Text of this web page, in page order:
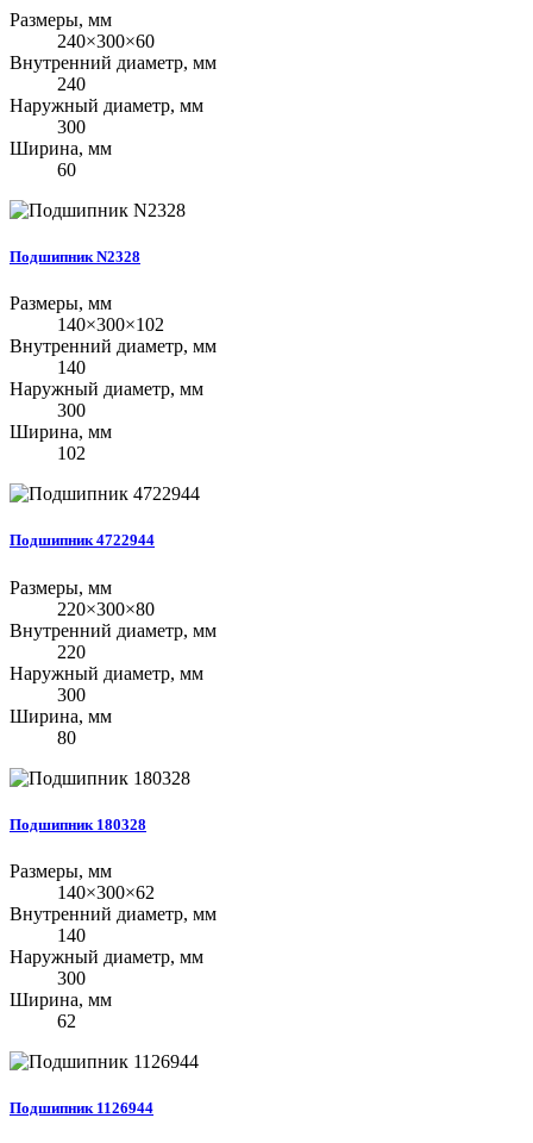
Размеры, мм
240×300×60
Внутренний диаметр, мм
240
Наружный диаметр, мм
300
Ширина, мм
60
Подшипник N2328
Размеры, мм
140×300×102
Внутренний диаметр, мм
140
Наружный диаметр, мм
300
Ширина, мм
102
Подшипник 4722944
Размеры, мм
220×300×80
Внутренний диаметр, мм
220
Наружный диаметр, мм
300
Ширина, мм
80
Подшипник 180328
Размеры, мм
140×300×62
Внутренний диаметр, мм
140
Наружный диаметр, мм
300
Ширина, мм
62
Подшипник 1126944